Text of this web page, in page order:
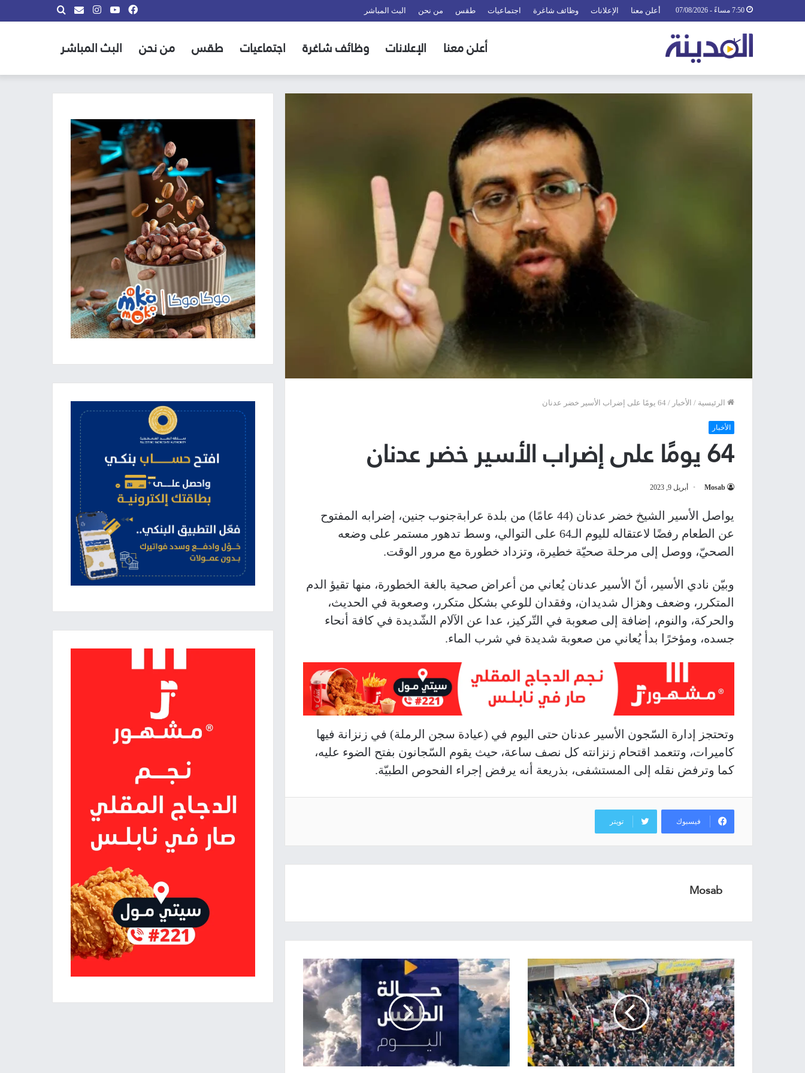
أعلن معنا الإعلانات وظائف شاغرة اجتماعيات طقس من نحن البث المباشر بحث
info@almadina.tvانستقراميوتيوب
فيسبوك
أعلن معنا الإعلانات وظائف شاغرة اجتماعيات طقس من نحن البث المباشر
الرئيسية / الأخبار / 64 يومًا على إضراب الأسير خضر عدنان
الأخبار
64 يومًا على إضراب الأسير خضر عدنان
Mosab أبريل 9, 2023
يواصل الأسير الشيخ خضر عدنان (44 عامًا) من بلدة عرابةجنوب جنين، إضرابه المفتوح
عن الطعام رفضًا لاعتقاله لليوم الـ64 على التوالي، وسط تدهور مستمر على وضعه
الصحيّ، ووصل إلى مرحلة صحيّة خطيرة، وتزداد خطورة مع مرور الوقت.
وبيّن نادي الأسير، أنّ الأسير عدنان يُعاني من أعراض صحية بالغة الخطورة، منها تقيؤ الدم
المتكرر، وضعف وهزال شديدان، وفقدان للوعي بشكل متكرر، وصعوبة في الحديث،
والحركة، والنوم، إضافة إلى صعوبة في التّركيز، عدا عن الآلام الشّديدة في كافة أنحاء
جسده، ومؤخرًا بدأ يُعاني من صعوبة شديدة في شرب الماء.
وتحتجز إدارة السّجون الأسير عدنان حتى اليوم في (عيادة سجن الرملة) في زنزانة فيها
كاميرات، وتتعمد اقتحام زنزانته كل نصف ساعة، حيث يقوم السّجانون بفتح الضوء عليه،
كما وترفض نقله إلى المستشفى، بذريعة أنه يرفض إجراء الفحوص الطبيّة.
فيسبوك تويتر
Mosab